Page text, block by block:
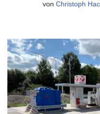
von Christoph